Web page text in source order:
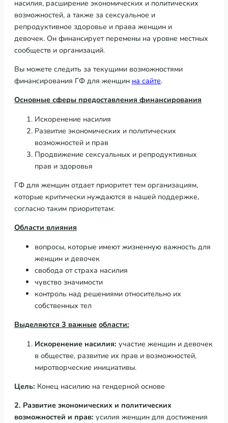
насилия, расширение экономических и политических
возможностей, а также за сексуальное и
репродуктивное здоровье и права женщин и
девочек. Он финансирует перемены на уровне местных
сообществ и организаций.
Вы можете следить за текущими возможностями
финансирования ГФ для женщин на сайте.
Основные сферы предоставления финансирования
Искоренение насилия
Развитие экономических и политических
возможностей и прав
Продвижение сексуальных и репродуктивных
прав и здоровья
ГФ для женщин отдает приоритет тем организациям,
которые критически нуждаются в нашей поддержке,
согласно таким приоритетам:
Области влияния
вопросы, которые имеют жизненную важность для
женщин и девочек
свобода от страха насилия
чувство значимости
контроль над решениями относительно их
собственных тел
Выделяются 3 важные области:
Искоренение насилия: участие женщин и девочек
в обществе, развитие их прав и возможностей,
миротворческие инициативы.
Цель: Конец насилию на гендерной основе
2. Развитие экономических и политических
возможностей и прав: усилия женщин для достижения